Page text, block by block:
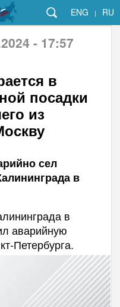
ENG | RU
- 17:57
в
посадки
из
сел
в
в
аварийную
Петербурга.